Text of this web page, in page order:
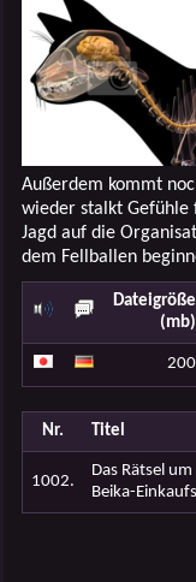
Außerdem kommt
wieder stalkt Gefühle
Jagd auf die
dem Fellballen
Dateigröße
(mb)
200
Nr. Titel
1002.
Das Rätsel
Beika-